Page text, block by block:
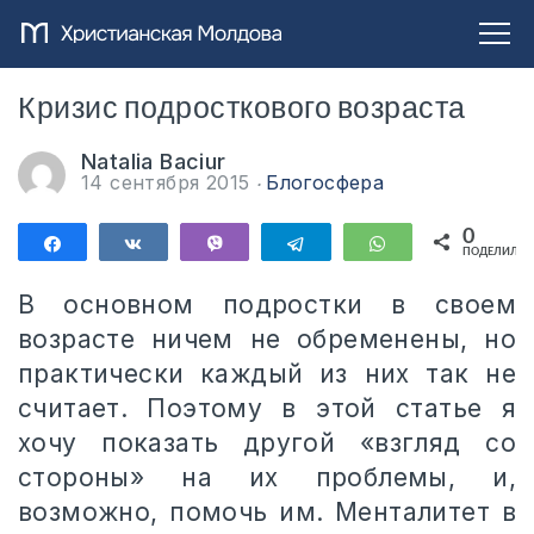
‎Кризис подросткового возраста
Natalia Baciur
14 сентября 2015 Блогосфера
ПоделитьсяПоделиться Telegram WhatsApp
0
В основном подростки в своем
возрасте ничем не обременены, но
практически каждый из них так не
считает. Поэтому в этой статье я
хочу показать другой «взгляд со
стороны» на их проблемы, и,
возможно, помочь им. Менталитет в